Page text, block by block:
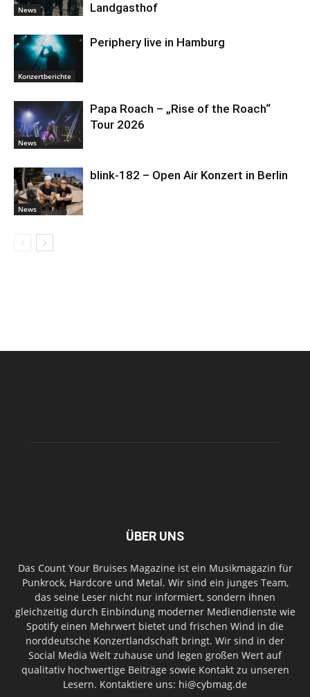
News
Landgasthof
Konzertberichte
Periphery live in Hamburg
News
Papa Roach – „Rise of the Roach“
Tour 2026
News
blink-182 – Open Air Konzert in Berlin
ÜBER UNS
Das Count Your Bruises Magazine ist ein Musikmagazin für
Punkrock, Hardcore und Metal. Wir sind ein junges Team,
das seine Leser nicht nur informiert, sondern ihnen
gleichzeitig durch Einbindung moderner Mediendienste wie
Spotify einen Mehrwert bietet und frischen Wind in die
norddeutsche Konzertlandschaft bringt. Wir sind in der
Social Media Welt zuhause und legen großen Wert auf
qualitativ hochwertige Beiträge sowie Kontakt zu unseren
Lesern. Kontaktiere uns: hi@cybmag.de